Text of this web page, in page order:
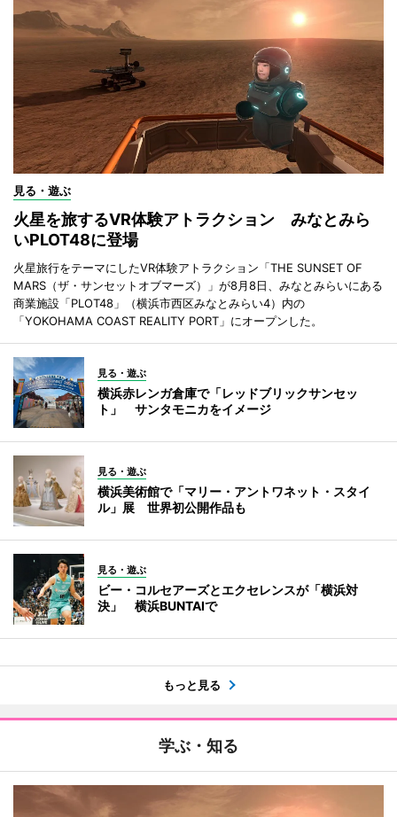
見る・遊ぶ
火星を旅するVR体験アトラクション みなとみら
いPLOT48に登場
火星旅行をテーマにしたVR体験アトラクション「THE SUNSET OF
MARS（ザ・サンセットオブマーズ）」が8月8日、みなとみらいにある
商業施設「PLOT48」（横浜市西区みなとみらい4）内の
「YOKOHAMA COAST REALITY PORT」にオープンした。
見る・遊ぶ
横浜赤レンガ倉庫で「レッドブリックサンセッ
ト」 サンタモニカをイメージ
見る・遊ぶ
横浜美術館で「マリー・アントワネット・スタイ
ル」展 世界初公開作品も
見る・遊ぶ
ビー・コルセアーズとエクセレンスが「横浜対
決」 横浜BUNTAIで
もっと見る
学ぶ・知る